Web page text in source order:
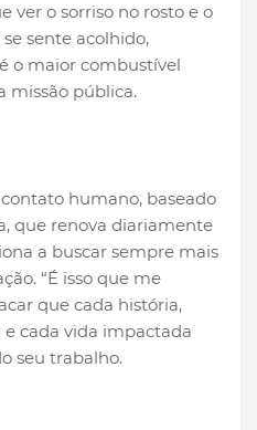
ver o sorriso no rosto e o
sente acolhido,
o maior combustível
missão pública.
humano, baseado
que renova diariamente
a buscar sempre mais
“É isso que me
que cada história,
cada vida impactada
seu trabalho.